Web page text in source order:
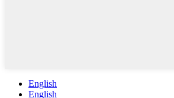
English
English